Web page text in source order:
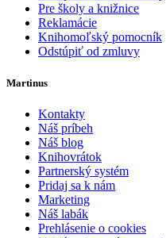
Pre školy a knižnice
Reklamácie
Knihomoľský pomocník
Odstúpiť od zmluvy
Martinus
Kontakty
Náš príbeh
Náš blog
Knihovrátok
Partnerský systém
Pridaj sa k nám
Marketing
Náš labák
Prehlásenie o cookies